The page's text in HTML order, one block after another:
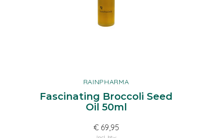
RAINPHARMA
Fascinating Broccoli Seed
Oil 50ml
€ 69,95